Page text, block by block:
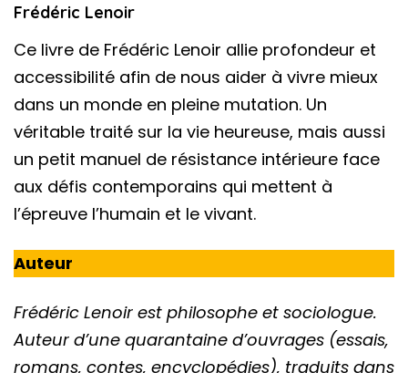
Frédéric Lenoir
Ce livre de Frédéric Lenoir allie profondeur et
accessibilité afin de nous aider à vivre mieux
dans un monde en pleine mutation. Un
véritable traité sur la vie heureuse, mais aussi
un petit manuel de résistance intérieure face
aux défis contemporains qui mettent à
l’épreuve l’humain et le vivant.
Auteur
Frédéric Lenoir est philosophe et sociologue.
Auteur d’une quarantaine d’ouvrages (essais,
romans, contes, encyclopédies), traduits dans